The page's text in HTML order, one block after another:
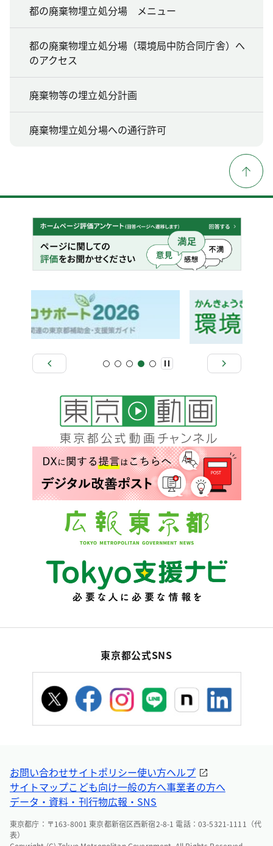
都の廃棄物埋立処分場 メニュー
都の廃棄物埋立処分場（環境局中防合同庁舎）へ
のアクセス
廃棄物等の埋立処分計画
廃棄物埋立処分場への通行許可
東京都公式SNS
お問い合わせサイトポリシー使い方ヘルプ
サイトマップこども向け一般の方へ事業者の方へ
データ・資料・刊行物広報・SNS
東京都庁：〒163-8001 東京都新宿区西新宿2-8-1 電話：03-5321-1111（代
表）